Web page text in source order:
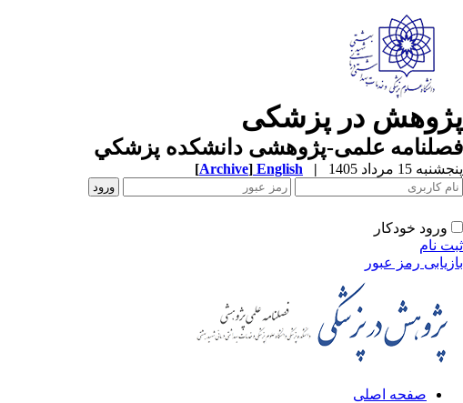
پژوهش در پزشکی
فصلنامه علمی-پژوهشی دانشکده پزشکي
پنجشنبه 15 مرداد 1405 |
English
[Archive]
ورود خودکار
ثبت نام
بازیابی رمز عبور
صفحه اصلی